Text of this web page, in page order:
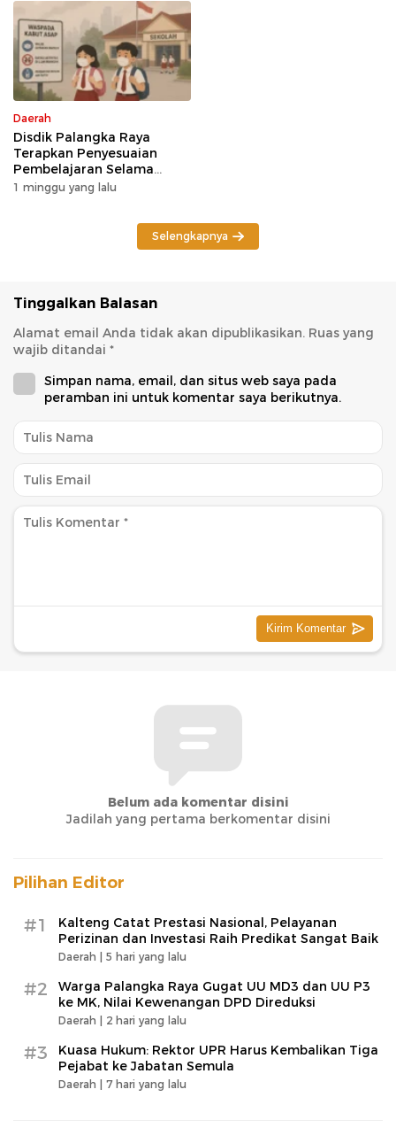
Daerah
Disdik Palangka Raya
Terapkan Penyesuaian
Pembelajaran Selama
Potensi Karhutla
1 minggu yang lalu
Selengkapnya
Tinggalkan Balasan
Alamat email Anda tidak akan dipublikasikan. Ruas yang
wajib ditandai *
Simpan nama, email, dan situs web saya pada
peramban ini untuk komentar saya berikutnya.
Belum ada komentar disini
Jadilah yang pertama berkomentar disini
Pilihan Editor
#1
Kalteng Catat Prestasi Nasional, Pelayanan
Perizinan dan Investasi Raih Predikat Sangat Baik
Daerah | 5 hari yang lalu
#2
Warga Palangka Raya Gugat UU MD3 dan UU P3
ke MK, Nilai Kewenangan DPD Direduksi
Daerah | 2 hari yang lalu
#3
Kuasa Hukum: Rektor UPR Harus Kembalikan Tiga
Pejabat ke Jabatan Semula
Daerah | 7 hari yang lalu